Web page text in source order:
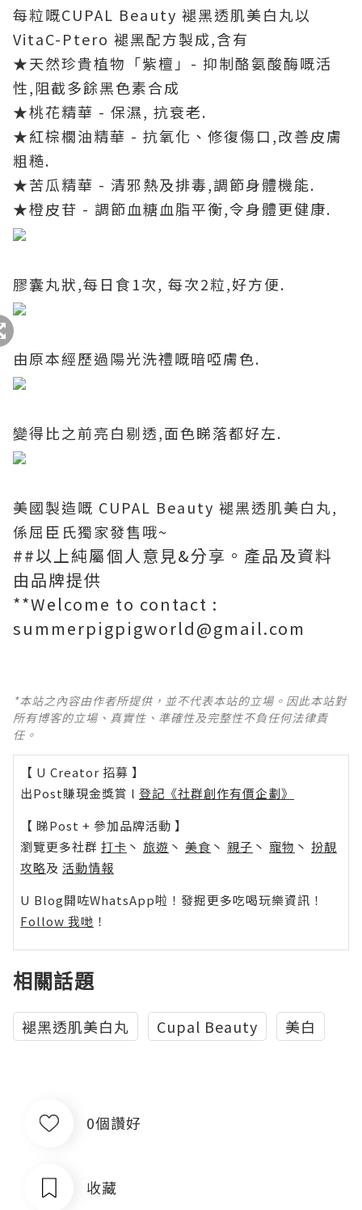
每粒嘅CUPAL Beauty 褪黑透肌美白丸以
VitaC-Ptero 褪黑配方製成,含有
★天然珍貴植物「紫檀」- 抑制酪氨酸酶嘅活
性,阻截多餘黑色素合成
★桃花精華 - 保濕, 抗衰老.
★紅棕櫚油精華 - 抗氧化、修復傷口,改善皮膚
粗糙.
★苦瓜精華 - 清邪熱及排毒,調節身體機能.
★橙皮苷 - 調節血糖血脂平衡,令身體更健康.
膠囊丸狀,每日食1次, 每次2粒,好方便.
由原本經歷過陽光洗禮嘅暗啞膚色.
變得比之前亮白剔透,面色睇落都好左.
美國製造嘅 CUPAL Beauty 褪黑透肌美白丸,
係屈臣氏獨家發售哦~
##以上純屬個人意見&分享。產品及資料
由品牌提供
**Welcome to contact :
summerpigpigworld@gmail.com
*本站之內容由作者所提供，並不代表本站的立場。因此本站對
所有博客的立場、真實性、準確性及完整性不負任何法律責
任。
【 U Creator 招募 】
出Post賺現金獎賞 l 登記《社群創作有價企劃》
【 睇Post + 參加品牌活動 】
瀏覽更多社群 打卡 丶 旅遊 丶 美食 丶 親子 丶 寵物 丶 扮靚
攻略及 活動情報
U Blog開咗WhatsApp啦！發掘更多吃喝玩樂資訊！
Follow 我哋 ！
相關話題
褪黑透肌美白丸 Cupal Beauty 美白
0個讚好
收藏